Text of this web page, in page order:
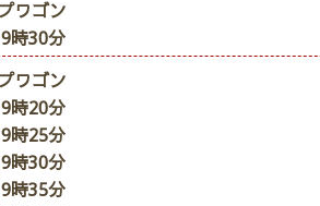
ワゴン
時30分
ワゴン
時20分
時25分
時30分
時35分